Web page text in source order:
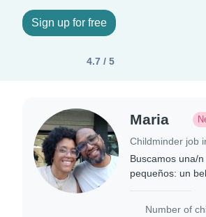
Sign up for free
4.7 / 5
Maria
Childminder job
Buscamos una/
pequeños: un
Number of